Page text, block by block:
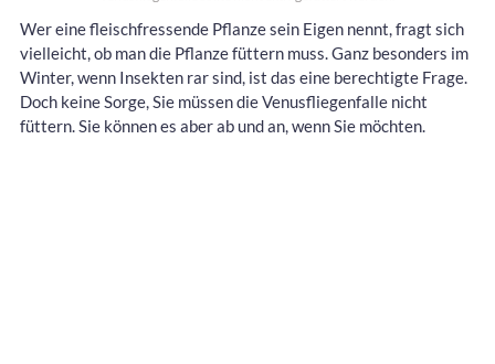
Wer eine fleischfressende Pflanze sein Eigen nennt, fragt sich
vielleicht, ob man die Pflanze füttern muss. Ganz besonders im
Winter, wenn Insekten rar sind, ist das eine berechtigte Frage.
Doch keine Sorge, Sie müssen die Venusfliegenfalle nicht
füttern. Sie können es aber ab und an, wenn Sie möchten.